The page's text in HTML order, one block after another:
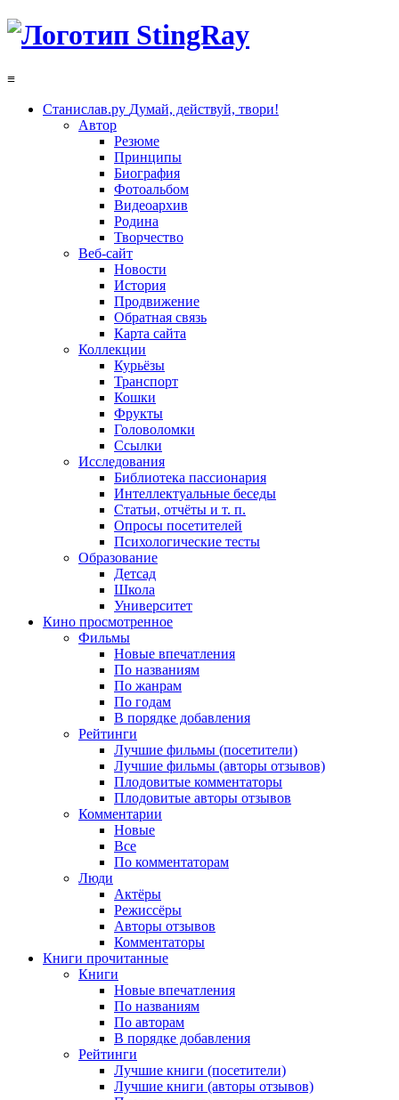
≡
Станислав.ру Думай, действуй, твори!
Автор
Резюме
Принципы
Биография
Фотоальбом
Видеоархив
Родина
Творчество
Веб-сайт
Новости
История
Продвижение
Обратная связь
Карта сайта
Коллекции
Курьёзы
Транспорт
Кошки
Фрукты
Головоломки
Ссылки
Исследования
Библиотека пассионария
Интеллектуальные беседы
Статьи, отчёты и т. п.
Опросы посетителей
Психологические тесты
Образование
Детсад
Школа
Университет
Кино просмотренное
Фильмы
Новые впечатления
По названиям
По жанрам
По годам
В порядке добавления
Рейтинги
Лучшие фильмы (посетители)
Лучшие фильмы (авторы отзывов)
Плодовитые комментаторы
Плодовитые авторы отзывов
Комментарии
Новые
Все
По комментаторам
Люди
Актёры
Режиссёры
Авторы отзывов
Комментаторы
Книги прочитанные
Книги
Новые впечатления
По названиям
По авторам
В порядке добавления
Рейтинги
Лучшие книги (посетители)
Лучшие книги (авторы отзывов)